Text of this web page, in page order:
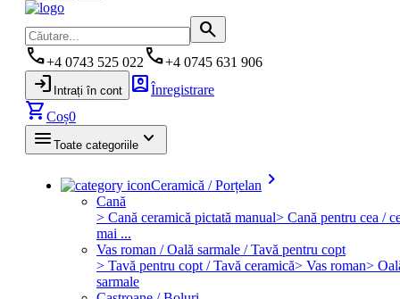
search
phone+4 0743 525 022 phone+4 0745 631 906
login Intrați în cont account_boxÎnregistrare
shopping_cartCoș0
menu Toate categoriile keyboard_arrow_down
Ceramică / Porțelan keyboard_arrow_right
Cană
> Cană ceramică pictată manual> Cană pentru cea /
mai ...
Vas roman / Oală sarmale / Tavă pentru copt
> Tavă pentru copt / Tavă ceramică> Vas roman>
sarmale